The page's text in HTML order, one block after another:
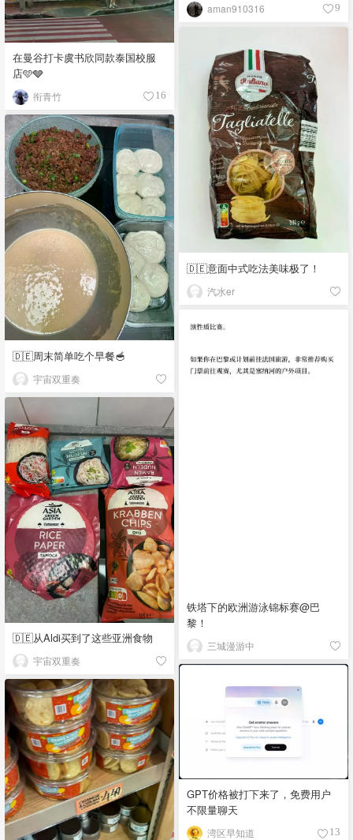
aman910316 9
在曼谷打卡虞书欣同款泰国校服
店🩵🩶
衔青竹 16
🇩🇪意面中式吃法美味极了！
汽水er
🇩🇪周末简单吃个早餐🥣
宇宙双重奏
铁塔下的欧洲游泳锦标赛@巴
黎！
三城漫游中
🇩🇪从Aldi买到了这些亚洲食物
宇宙双重奏
GPT价格被打下来了，免费用户
不限量聊天
湾区早知道 13